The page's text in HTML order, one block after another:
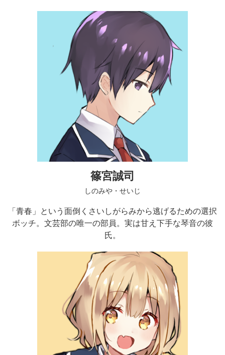
篠宮誠司
しのみや・せいじ
「青春」という面倒くさいしがらみから逃げるための選択
ボッチ。文芸部の唯一の部員。実は甘え下手な琴音の彼
氏。